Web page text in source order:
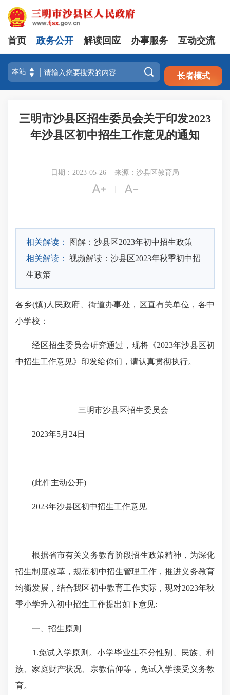
注册 登录
首页 政务公开 解读回应 办事服务 互动交流
 长者模式
三明市沙县区招生委员会关于印发2023
年沙县区初中招生工作意见的通知
日期：2023-05-26 来源：沙县区教育局
 
相关解读：
图解：沙县区2023年初中招生政策
相关解读：
视频解读：沙县区2023年秋季初中招
生政策
各乡(镇)人民政府、街道办事处，区直有关单位，各中
小学校：
经区招生委员会研究通过，现将《2023年沙县区初
中招生工作意见》印发给你们，请认真贯彻执行。
三明市沙县区招生委员会
2023年5月24日
(此件主动公开)
2023年沙县区初中招生工作意见
根据省市有关义务教育阶段招生政策精神，为深化
招生制度改革，规范初中招生管理工作，推进义务教育
均衡发展，结合我区初中教育工作实际，现对2023年秋
季小学升入初中招生工作提出如下意见:
一、招生原则
1.免试入学原则。小学毕业生不分性别、民族、种
族、家庭财产状况、宗教信仰等，免试入学接受义务教
育。